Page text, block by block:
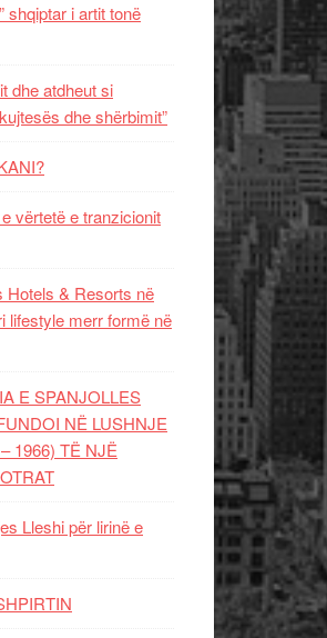
shqiptar i artit tonë
dhe atdheut si
dhe shërbimit”
vërtetë e tranzicionit
Hotels & Resorts në
lifestyle merr formë në
E SPANJOLLES
NË LUSHNJE
1966) TË NJË
Lleshi për lirinë e